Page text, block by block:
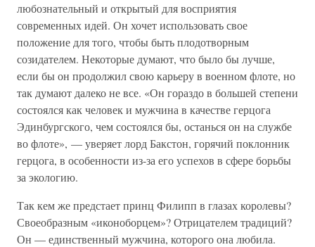
любознательный и открытый для восприятия
современных идей. Он хочет использовать свое
положение для того, чтобы быть плодотворным
созидателем. Некоторые думают, что было бы лучше,
если бы он продолжил свою карьеру в военном флоте, но
так думают далеко не все. «Он гораздо в большей степени
состоялся как человек и мужчина в качестве герцога
Эдинбургского, чем состоялся бы, останься он на службе
во флоте», — уверяет лорд Бакстон, горячий поклонник
герцога, в особенности из-за его успехов в сфере борьбы
за экологию.
Так кем же предстает принц Филипп в глазах королевы?
Своеобразным «иконоборцем»? Отрицателем традиций?
Он — единственный мужчина, которого она любила.